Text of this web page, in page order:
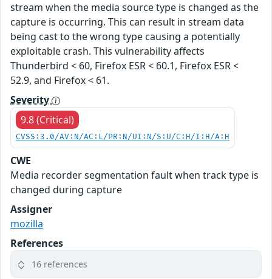
stream when the media source type is changed as the
capture is occurring. This can result in stream data
being cast to the wrong type causing a potentially
exploitable crash. This vulnerability affects
Thunderbird < 60, Firefox ESR < 60.1, Firefox ESR <
52.9, and Firefox < 61.
Severity
9.8 (Critical)
CVSS:3.0/AV:N/AC:L/PR:N/UI:N/S:U/C:H/I:H/A:H
CWE
Media recorder segmentation fault when track type is
changed during capture
Assigner
mozilla
References
16 references